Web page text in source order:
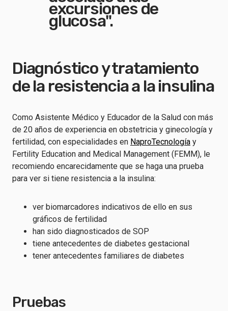
excursiones de
glucosa".
Diagnóstico y tratamiento
de la resistencia a la insulina
Como Asistente Médico y Educador de la Salud con más
de 20 años de experiencia en obstetricia y ginecología y
fertilidad, con especialidades en NaproTecnología y
Fertility Education and Medical Management (FEMM), le
recomiendo encarecidamente que se haga una prueba
para ver si tiene resistencia a la insulina:
ver biomarcadores indicativos de ello en sus
gráficos de fertilidad
han sido diagnosticados de SOP
tiene antecedentes de diabetes gestacional
tener antecedentes familiares de diabetes
Pruebas